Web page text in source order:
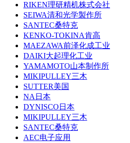
RIKEN理研精机株式会社
SEIWA清和光学製作所
SANTEC桑特克
KENKO-TOKINA肯高
MAEZAWA前泽化成工业
DAIKI大起理化工业
YAMAMOTO山本制作所
MIKIPULLEY三木
SUTTER美国
NA日本
DYNISCO日本
MIKIPULLEY三木
SANTEC桑特克
AEC电子应用